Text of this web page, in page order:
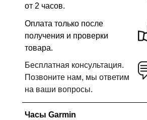
Оплата только после
получения и проверки
товара.
от 2 часов.
Бесплатная консультация.
Позвоните нам, мы ответим
на ваши вопросы.
Часы Garmin